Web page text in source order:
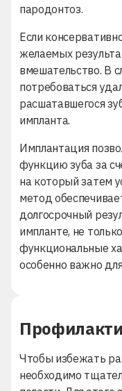
пародонтоз.
Если
желаемых
вмешательство. В
потребоваться
расшатавшегося
импланта.
Имплантация
функцию зуба за
на который затем
метод
долгосрочный
импланте, не
функциональные
особенно важно
Чтобы избежать
необходимо